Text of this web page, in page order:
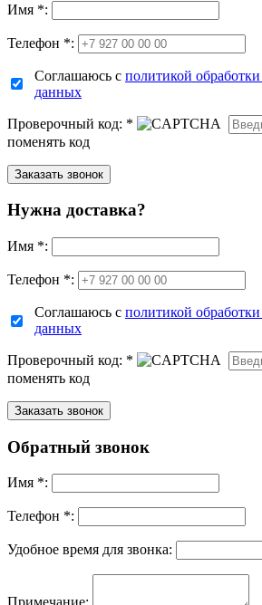
Имя *:
Телефон *:
Соглашаюсь с политикой
данных
Проверочный код: *
поменять код
Нужна доставка?
Имя *:
Телефон *:
Соглашаюсь с политикой
данных
Проверочный код: *
поменять код
Обратный звонок
Имя *:
Телефон *:
Удобное время для звонка: